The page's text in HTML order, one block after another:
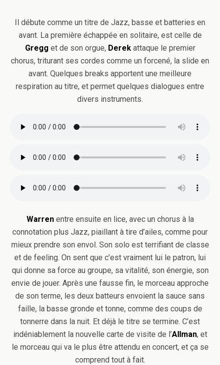
Il débute comme un titre de Jazz, basse et batteries en
avant. La première échappée en solitaire, est celle de
Gregg et de son orgue, Derekattaque le premier
chorus, triturant ses cordes comme un forcené, la slide en
avant. Quelques breaks apportent une meilleure
respiration au titre, et permet quelques dialogues entre
divers instruments.
Warrenentre ensuite en lice, avec un chorus à la
connotation plus Jazz, piaillant à tire d’ailes, comme pour
mieux prendre son envol. Son solo est terrifiant de classe
et de feeling. On sent que c’est vraiment lui le patron, lui
qui donne sa force au groupe, sa vitalité, son énergie, son
envie de jouer. Après une fausse fin, le morceau approche
de son terme, les deux batteurs envoient la sauce sans
faille, la basse gronde et tonne, comme des coups de
tonnerre dans la nuit. Et déjà le titre se termine. C’est
indéniablement la nouvelle carte de visite de l’Allman, et
le morceau qui va le plus être attendu en concert, et ça se
comprend tout à fait.